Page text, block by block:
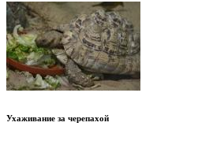
Ухаживание за черепахой